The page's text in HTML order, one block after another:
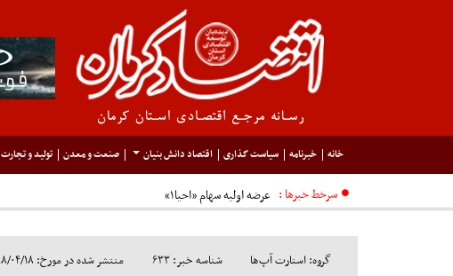
خانه خبرنامه سیاست گذاری اقتصاد دانش بنیان صنعت و معدن تولید و تجارت
سرخط خبرها : عرضه اولیه سهام «احیا۱»
گروه: استارت آپ‌ها شناسه خبر: ۶۳۳ منتشر شده در مورخ: ۱۳۹۸/۰۴/۱۸